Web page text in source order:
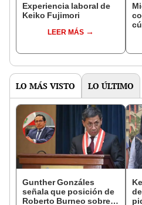
Experiencia laboral de
Keiko Fujimori
LEER MÁS
LO MÁS VISTO LO ÚLTIMO
Gunther Gonzáles
señala que posición de
Roberto Burneo sobre